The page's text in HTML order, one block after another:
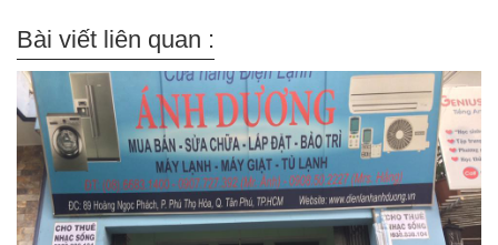
Bài viết liên quan :